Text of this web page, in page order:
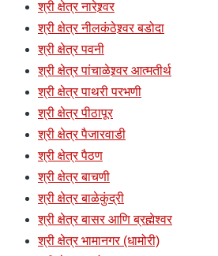
श्री क्षेत्र नारेश्र्वर
श्री क्षेत्र नीलकंठेश्र्वर बडोदा
श्री क्षेत्र पवनी
श्री क्षेत्र पांचाळेश्र्वर आत्मतीर्थ
श्री क्षेत्र पाथरी परभणी
श्री क्षेत्र पीठापूर
श्री क्षेत्र पैजारवाडी
श्री क्षेत्र पैठण
श्री क्षेत्र बाचणी
श्री क्षेत्र बाळेकुंद्री
श्री क्षेत्र बासर आणि ब्रह्मेश्वर
श्री क्षेत्र भामानगर (धामोरी)